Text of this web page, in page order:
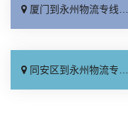
厦门到永州物流专线_诚信为先「定点发车」
同安区到永州物流专线_专线直达「每日发车」